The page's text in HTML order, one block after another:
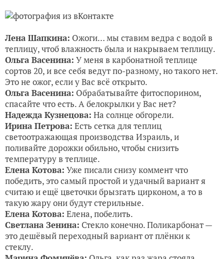
Лена Шапкина: Ожоги… мы ставим ведра с водой в
теплицу, чтоб влажность была и накрываем теплицу.
Ольга Васенина: У меня в карбонатной теплице
сортов 20, и все себя ведут по-разному, но такого нет.
Это не ожог, если у Вас всё открыто.
Ольга Васенина: Обрабатывайте фитоспорином,
спасайте что есть. А белокрылки у Вас нет?
Надежда Кузнецова: На солнце обгорели.
Ирина Петрова: Есть сетка для теплиц
светоотражающая производства Израиль, и
поливайте дорожки обильно, чтобы снизить
температуру в теплице.
Елена Котова: Уже писали снизу коммент что
победить, это самый простой и удачный вариант я
считаю и ещё цветочки брызгать цирконом, а то в
такую жару они будут стерильные.
Елена Котова: Елена, побелить.
Светлана Зенина: Стекло конечно. Поликарбонат —
это дешёвый переходный вариант от плёнки к
стеклу.